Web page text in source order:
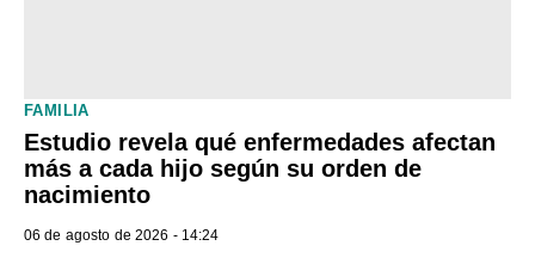
FAMILIA
Estudio revela qué enfermedades afectan
más a cada hijo según su orden de
nacimiento
06 de agosto de 2026 - 14:24